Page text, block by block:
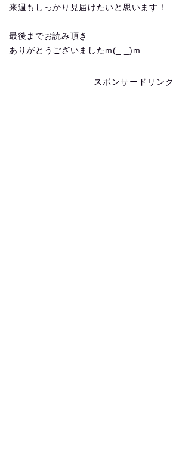
来週もしっかり見届けたいと思います！
最後までお読み頂き
ありがとうございましたm(_ _)m
スポンサードリンク